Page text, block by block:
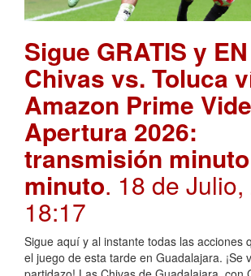
Sigue GRATIS y
Chivas vs. Toluca
Amazon Prime
Apertura 2026:
transmisión
minuto. 18 de
18:17
Sigue aquí y al instante todas las acciones
el juego de esta tarde en Guadalajara. ¡Se